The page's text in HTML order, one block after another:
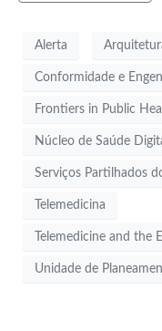
Alerta
Conformidade e
Frontiers in Public
Núcleo de Saúde
Serviços Partilhados
Telemedicina
Telemedicine and
Unidade de